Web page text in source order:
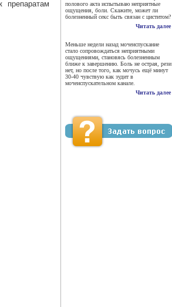
препаратам
полового акта испытываю неприятные
ощущения, боли. Скажите, может ли
болезненный секс быть связан с циститом?
Читать далее
Меньше недели назад мочеиспускание
стало сопровождаться неприятными
ощущениями, становясь болезненным
ближе к завершению. Боль не острая, рези
нет, но после того, как мочусь ещё минут
30-40 чувствую как зудит в
мочеиспускательном канале.
Читать далее